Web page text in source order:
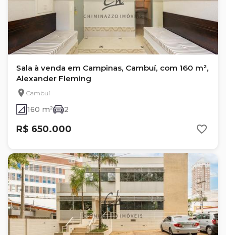
Sala à venda em Campinas, Cambuí, com 160 m²,
Alexander Fleming
Cambuí
160 m² 2
R$ 650.000